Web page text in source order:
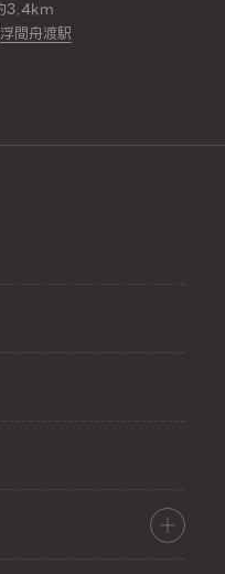
3.4km
浮間舟渡駅